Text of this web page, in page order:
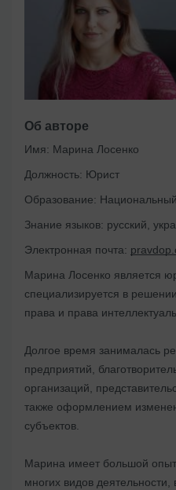
Об авторе
Имя: Марина Лосенко
Должность: Юрист
Образование:
Знание языков: русский,
Электронная почта:
Марина Лосенко является
специализируется в
права и права
Долгое время занималась
предприятий,
организаций,
также оформлением
субъектов.
Марина имеет большой
многих видов деятельности,